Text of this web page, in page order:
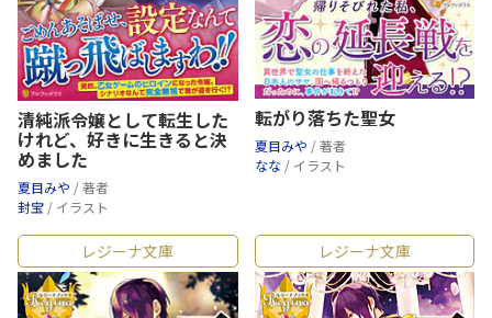
清純派令嬢として転生した
けれど、好きに生きると決
めました
夏目みや / 著者
封宝 / イラスト
転がり落ちた聖女
夏目みや / 著者
なな / イラスト
レジーナ文庫 レジーナ文庫